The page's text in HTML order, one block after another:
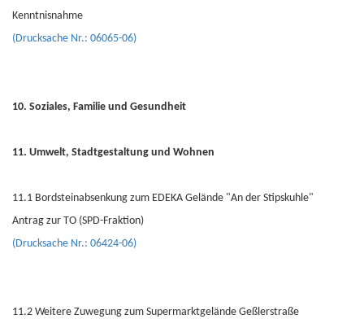
Kenntnisnahme
(Drucksache Nr.: 06065-06)
10. Soziales, Familie und Gesundheit
11. Umwelt, Stadtgestaltung und Wohnen
11.1 Bordsteinabsenkung zum EDEKA Gelände "An der Stipskuhle"
Antrag zur TO (SPD-Fraktion)
(Drucksache Nr.: 06424-06)
11.2 Weitere Zuwegung zum Supermarktgelände Geßlerstraße